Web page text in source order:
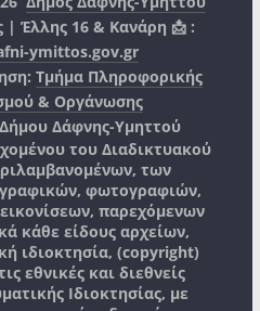
| Έλλης 16 & Κανάρη 📩 :
ymittos.gov.gr
Τμήμα Πληροφορικής
& Οργάνωσης
Δήμου Δάφνης-Υμηττού
του Διαδικτυακού
των
φωτογραφιών,
παρεχόμενων
κάθε είδους αρχείων,
ιδιοκτησία, (copyright)
εθνικές και διεθνείς
Ιδιοκτησίας, με